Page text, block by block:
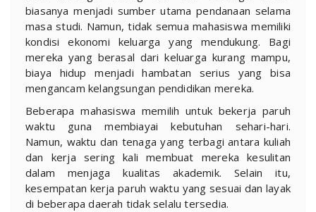
biasanya menjadi sumber utama pendanaan selama
masa studi. Namun, tidak semua mahasiswa memiliki
kondisi ekonomi keluarga yang mendukung. Bagi
mereka yang berasal dari keluarga kurang mampu,
biaya hidup menjadi hambatan serius yang bisa
mengancam kelangsungan pendidikan mereka.
Beberapa mahasiswa memilih untuk bekerja paruh
waktu guna membiayai kebutuhan sehari-hari.
Namun, waktu dan tenaga yang terbagi antara kuliah
dan kerja sering kali membuat mereka kesulitan
dalam menjaga kualitas akademik. Selain itu,
kesempatan kerja paruh waktu yang sesuai dan layak
di beberapa daerah tidak selalu tersedia.